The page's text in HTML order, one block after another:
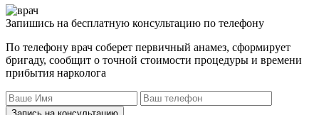
Запишись на бесплатную консультацию по телефону
По телефону врач соберет первичный анамез, сформирует
бригаду, сообщит о точной стоимости процедуры и времени
прибытия нарколога